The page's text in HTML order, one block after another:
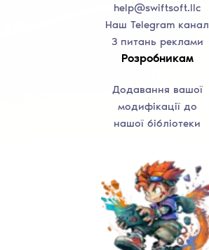
help@swiftsoft.llc
Наш Telegram канал
З питань реклами
Розробникам
Додавання вашої
модифікації до
нашої бібліотеки